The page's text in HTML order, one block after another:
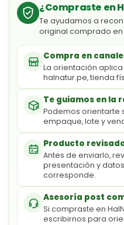
¿Compraste en
Te ayudamos a
original comprado
Compra en
La orientación
halnatur.pe, tienda
Te guiamos en la
Podemos orientarte
empaque, lote y
Producto
Antes de enviarlo,
presentación y
corresponde.
Asesoría post
Si compraste en
escribirnos para